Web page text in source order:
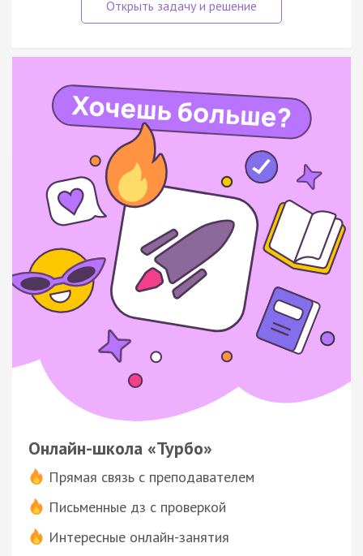
Онлайн-школа «Турбо»
Прямая связь с преподавателем
Письменные дз с проверкой
Интересные онлайн-занятия